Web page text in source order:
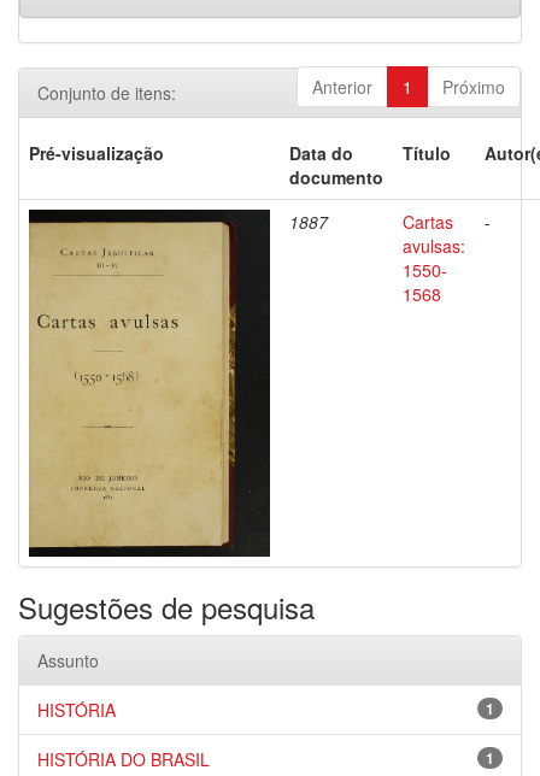
Anterior 1 Próximo
Conjunto de itens:
Pré-visualização
Data do
documento
Título
1887
Cartas
avulsas:
1550-
1568
-
Sugestões de pesquisa
Assunto
1
HISTÓRIA
1
HISTÓRIA DO BRASIL